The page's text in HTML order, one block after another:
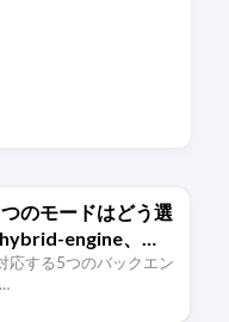
のモードはどう選
engine、
http-client、
整理
応する5つのバックエン